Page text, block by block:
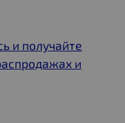
и получайте
и